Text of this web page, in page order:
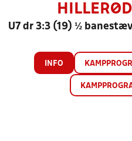
U7 dr 3:3 (19) ½
INFO